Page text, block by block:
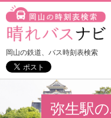
岡山の鉄道、バス時刻表検索
弥生駅